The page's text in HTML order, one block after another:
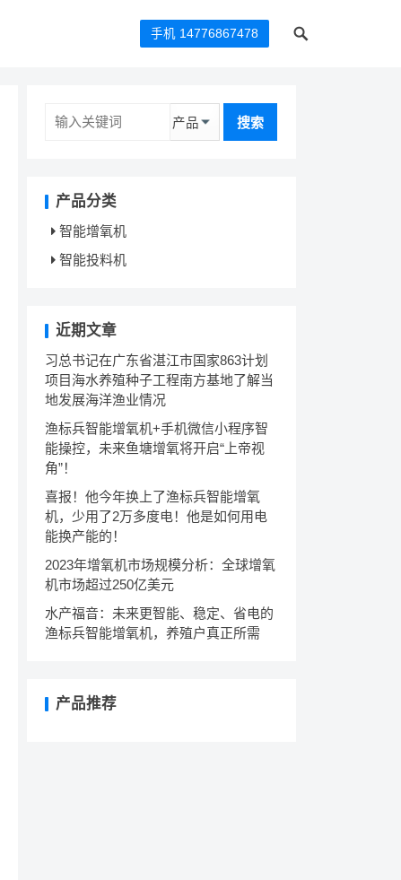
手机 14776867478
搜索
产品分类
智能增氧机
智能投料机
近期文章
习总书记在广东省湛江市国家863计划
项目海水养殖种子工程南方基地了解当
地发展海洋渔业情况
渔标兵智能增氧机+手机微信小程序智
能操控，未来鱼塘增氧将开启“上帝视
角”！
喜报！他今年换上了渔标兵智能增氧
机，少用了2万多度电！他是如何用电
能换产能的！
2023年增氧机市场规模分析：全球增氧
机市场超过250亿美元
水产福音：未来更智能、稳定、省电的
渔标兵智能增氧机，养殖户真正所需
产品推荐